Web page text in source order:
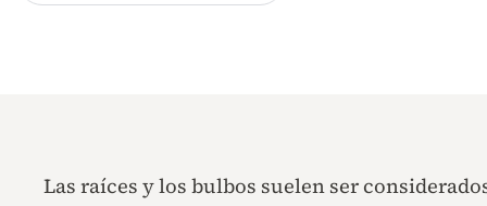
Las raíces y los bulbos suelen ser